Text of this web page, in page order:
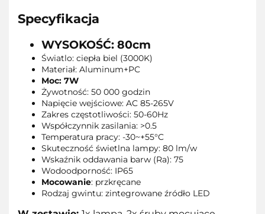
Specyfikacja
WYSOKOŚĆ: 80cm
Światlo: ciepła biel (3000K)
Materiał: Aluminum+PC
Moc: 7W
Żywotność: 50 000 godzin
Napięcie wejściowe: AC 85-265V
Zakres częstotliwości: 50-60Hz
Współczynnik zasilania: >0.5
Temperatura pracy: -30~+55°C
Skuteczność świetlna lampy: 80 lm/w
Wskaźnik oddawania barw (Ra): 75
Wodoodporność: IP65
Mocowanie: przkręcane
Rodzaj gwintu: zintegrowane źródło LED